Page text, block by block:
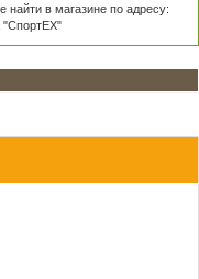
найти в магазине по адресу:
"СпортЕХ"